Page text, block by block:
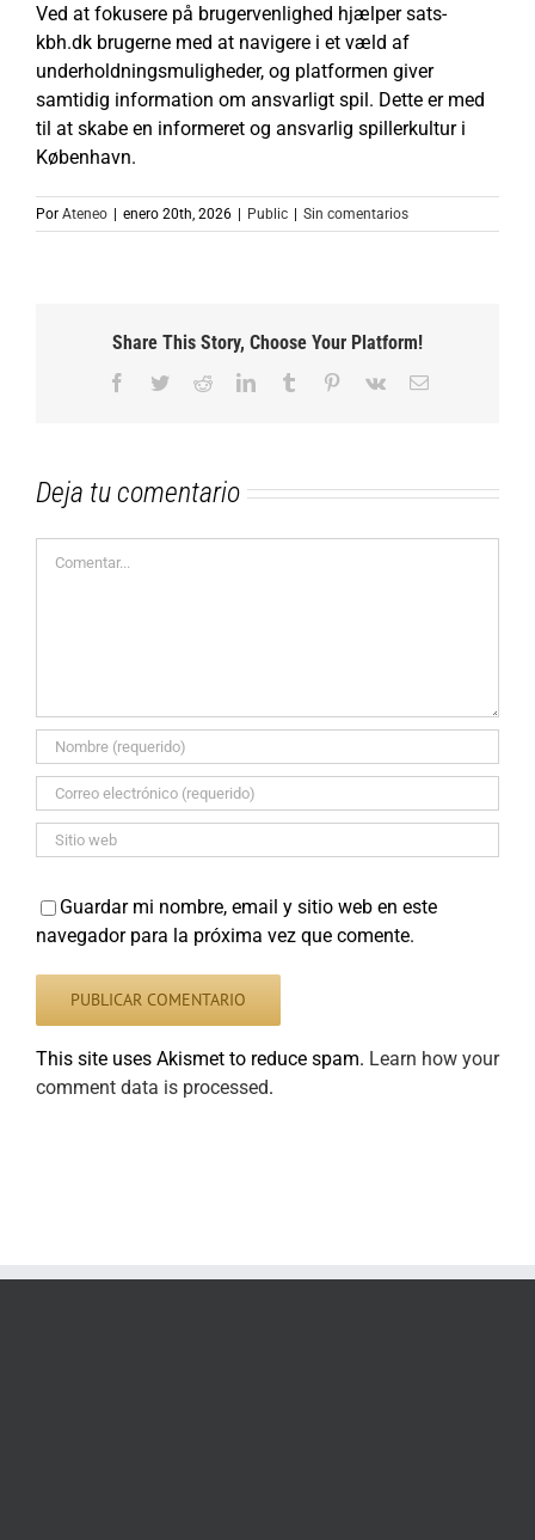
Ved at fokusere på brugervenlighed hjælper sats-
kbh.dk brugerne med at navigere i et væld af
underholdningsmuligheder, og platformen giver
samtidig information om ansvarligt spil. Dette er med
til at skabe en informeret og ansvarlig spillerkultur i
København.
Por Ateneo | enero 20th, 2026 | Public | Sin comentarios
Share This Story, Choose Your Platform!
Facebook
TwitterRedditLinkedInTumblr Pinterest
Vk
Correo
Deja tu comentario
Guardar mi nombre, email y sitio web en este
navegador para la próxima vez que comente.
This site uses Akismet to reduce spam. Learn how your
comment data is processed.